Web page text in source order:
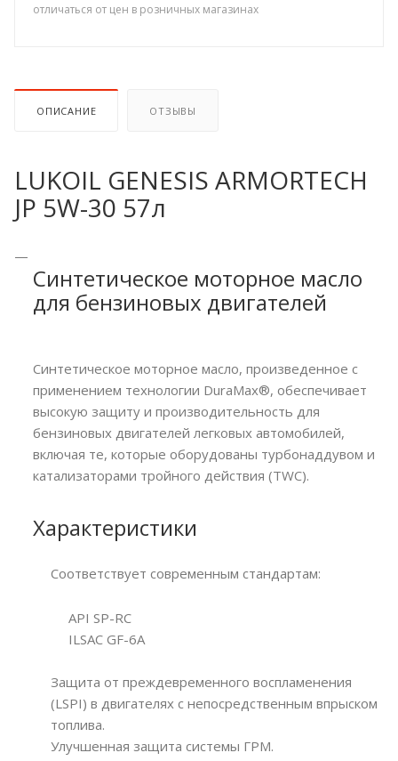
отличаться от цен в розничных магазинах
ОПИСАНИЕ ОТЗЫВЫ
LUKOIL GENESIS ARMORTECH
JP 5W-30 57л
Синтетическое моторное масло
для бензиновых двигателей
Синтетическое моторное масло, произведенное с
применением технологии DuraMax®, обеспечивает
высокую защиту и производительность для
бензиновых двигателей легковых автомобилей,
включая те, которые оборудованы турбонаддувом и
катализаторами тройного действия (TWC).
Характеристики
Соответствует современным стандартам:
API SP-RC
ILSAC GF-6A
Защита от преждевременного воспламенения
(LSPI) в двигателях с непосредственным впрыском
топлива.
Улучшенная защита системы ГРМ.